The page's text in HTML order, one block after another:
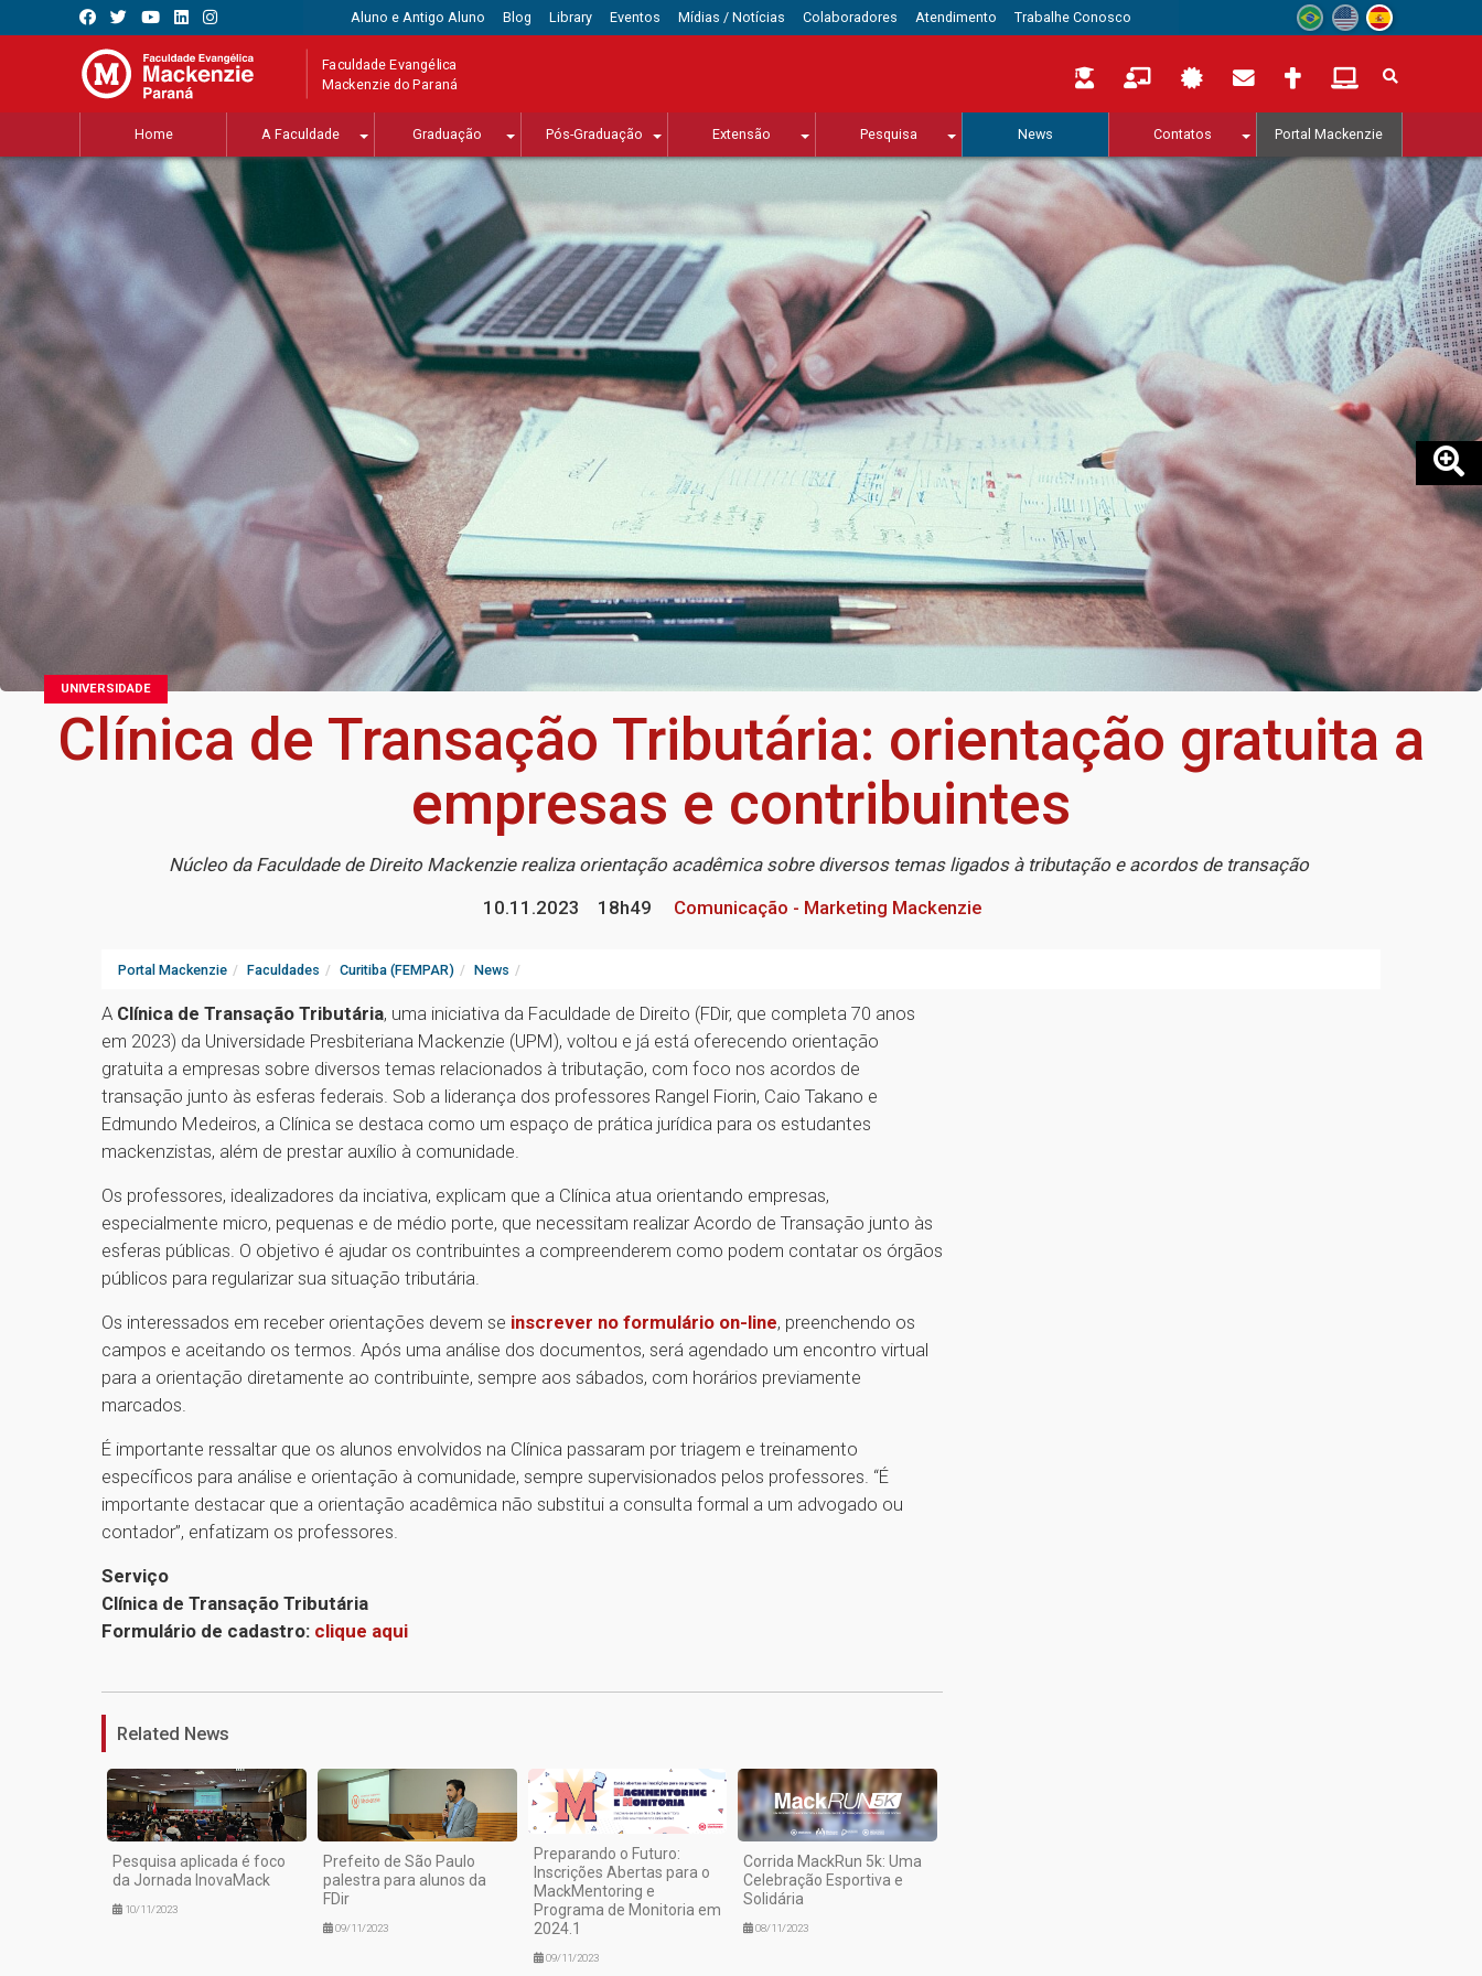
Aluno e Antigo Aluno Blog Library Eventos Mídias / Notícias Colaboradores Atendimento Trabalhe Conosco
Faculdade Evangélica
Mackenzie do Paraná
Home A Faculdade Graduação Pós-Graduação Extensão Pesquisa News Contatos Portal Mackenzie
UNIVERSIDADE
Clínica de Transação Tributária: orientação gratuita a
empresas e contribuintes
Núcleo da Faculdade de Direito Mackenzie realiza orientação acadêmica sobre diversos temas ligados à tributação e acordos de transação
10.11.2023
18h49 Comunicação - Marketing Mackenzie
Portal Mackenzie Faculdades Curitiba (FEMPAR) News
A Clínica de Transação Tributária, uma iniciativa da Faculdade de Direito (FDir, que completa 70 anos
em 2023) da Universidade Presbiteriana Mackenzie (UPM), voltou e já está oferecendo orientação
gratuita a empresas sobre diversos temas relacionados à tributação, com foco nos acordos de
transação junto às esferas federais. Sob a liderança dos professores Rangel Fiorin, Caio Takano e
Edmundo Medeiros, a Clínica se destaca como um espaço de prática jurídica para os estudantes
mackenzistas, além de prestar auxílio à comunidade.
Os professores, idealizadores da inciativa, explicam que a Clínica atua orientando empresas,
especialmente micro, pequenas e de médio porte, que necessitam realizar Acordo de Transação junto às
esferas públicas. O objetivo é ajudar os contribuintes a compreenderem como podem contatar os órgãos
públicos para regularizar sua situação tributária.
Os interessados em receber orientações devem se inscrever no formulário on-line, preenchendo os
campos e aceitando os termos. Após uma análise dos documentos, será agendado um encontro virtual
para a orientação diretamente ao contribuinte, sempre aos sábados, com horários previamente
marcados.
É importante ressaltar que os alunos envolvidos na Clínica passaram por triagem e treinamento
específicos para análise e orientação à comunidade, sempre supervisionados pelos professores. “É
importante destacar que a orientação acadêmica não substitui a consulta formal a um advogado ou
contador”, enfatizam os professores.
Serviço
Clínica de Transação Tributária
Formulário de cadastro: clique aqui
Related News
Pesquisa aplicada é foco
da Jornada InovaMack
10/11/2023
Prefeito de São Paulo
palestra para alunos da
FDir
09/11/2023
Preparando o Futuro:
Inscrições Abertas para o
MackMentoring e
Programa de Monitoria em
2024.1
09/11/2023
Corrida MackRun 5k: Uma
Celebração Esportiva e
Solidária
08/11/2023